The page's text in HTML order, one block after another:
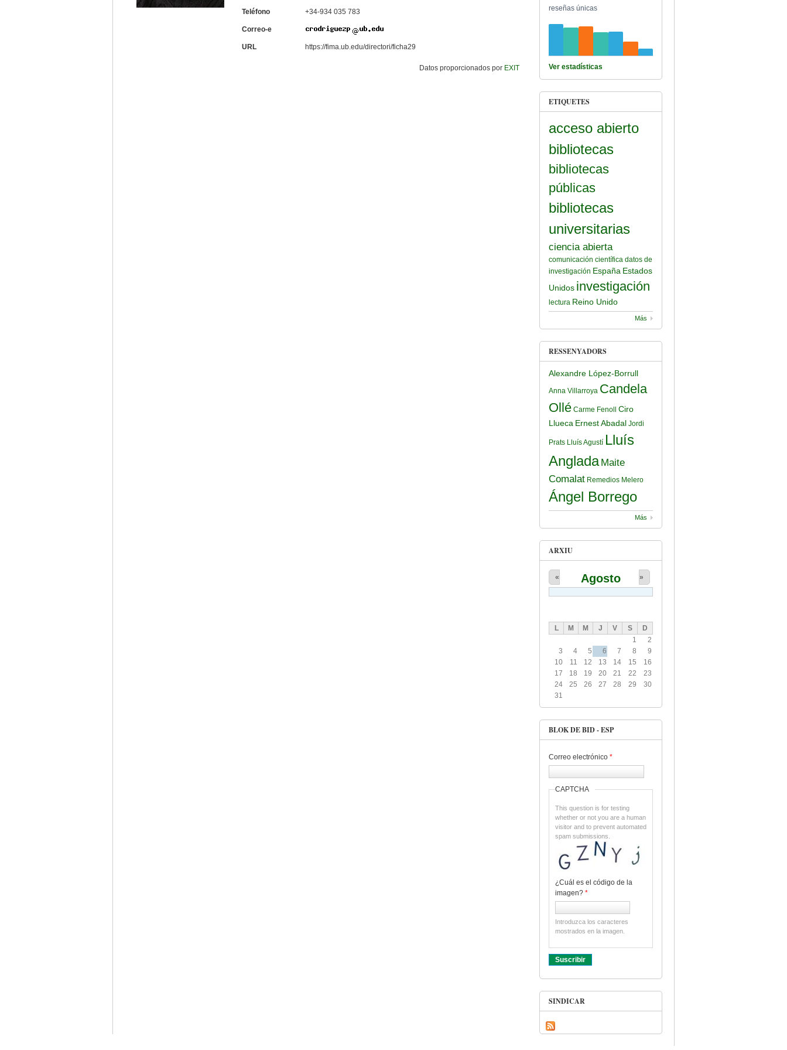
Teléfono +34-934 035 783
Correo-e
URL https://fima.ub.edu/directori/ficha29
Datos proporcionados por EXIT
reseñas únicas
Ver estadísticas
ETIQUETES
acceso abierto
bibliotecas
bibliotecas
públicas
bibliotecas
universitarias
ciencia abierta
comunicación científica datos de
investigación España Estados
Unidos investigación
lectura Reino Unido
Más
RESSENYADORS
Alexandre López-Borrull
Anna Villarroya Candela
Ollé Carme Fenoll
Ciro
Llueca Ernest Abadal Jordi
Prats Lluís Agustí Lluís
Anglada Maite
Comalat Remedios Melero
Ángel Borrego
Más
ARXIU
Agosto
« »
L M M J V S
D
1
2
3
4 5 6 7 8
9
10
11 12 13 14 15
16
17
18 19 20 21 22
23
24
25 26 27 28 29
30
31
BLOK DE BID - ESP
Correo electrónico *
CAPTCHA
This question is for testing
whether or not you are a human
visitor and to prevent automated
spam submissions.
¿Cuál es el código de la
imagen? *
Introduzca los caracteres
mostrados en la imagen.
SINDICAR